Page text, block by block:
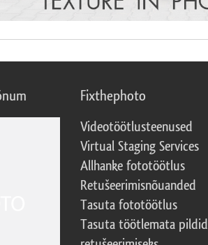
Fixthephoto
Videotöötlusteenused
Virtual Staging Services
Allhanke fototöötlus
Retušeerimisnõuanded
Tasuta fototöötlus
Tasuta töötlemata pildid